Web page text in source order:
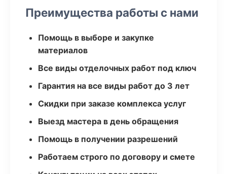
Преимущества работы с нами
Помощь в выборе и закупке
материалов
Все виды отделочных работ под ключ
Гарантия на все виды работ до 3 лет
Скидки при заказе комплекса услуг
Выезд мастера в день обращения
Помощь в получении разрешений
Работаем строго по договору и смете